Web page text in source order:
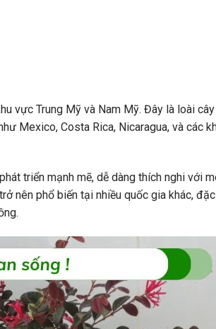
vực Trung Mỹ và Nam Mỹ. Đây là loài
Mexico, Costa Rica, Nicaragua, và các
triển mạnh mẽ, dễ dàng thích nghi với
nên phổ biến tại nhiều quốc gia khác,